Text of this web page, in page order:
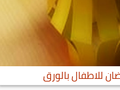
للاطفال بالورق